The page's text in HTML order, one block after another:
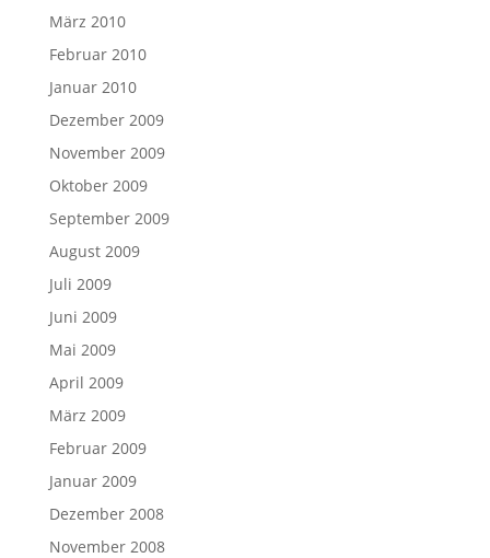
März 2010
Februar 2010
Januar 2010
Dezember 2009
November 2009
Oktober 2009
September 2009
August 2009
Juli 2009
Juni 2009
Mai 2009
April 2009
März 2009
Februar 2009
Januar 2009
Dezember 2008
November 2008